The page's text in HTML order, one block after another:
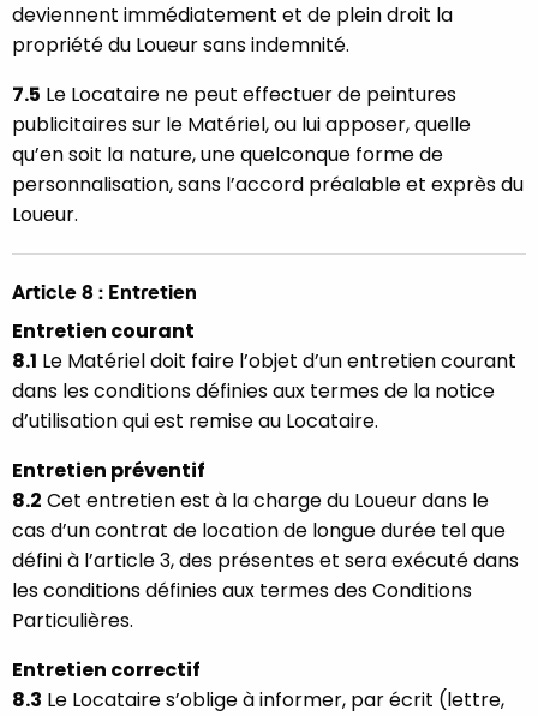
deviennent immédiatement et de plein droit la
propriété du Loueur sans indemnité.
7.5 Le Locataire ne peut effectuer de peintures
publicitaires sur le Matériel, ou lui apposer, quelle
qu’en soit la nature, une quelconque forme de
personnalisation, sans l’accord préalable et exprès du
Loueur.
Article 8 : Entretien
Entretien courant
8.1 Le Matériel doit faire l’objet d’un entretien courant
dans les conditions définies aux termes de la notice
d’utilisation qui est remise au Locataire.
Entretien préventif
8.2 Cet entretien est à la charge du Loueur dans le
cas d’un contrat de location de longue durée tel que
défini à l’article 3, des présentes et sera exécuté dans
les conditions définies aux termes des Conditions
Particulières.
Entretien correctif
8.3 Le Locataire s’oblige à informer, par écrit (lettre,